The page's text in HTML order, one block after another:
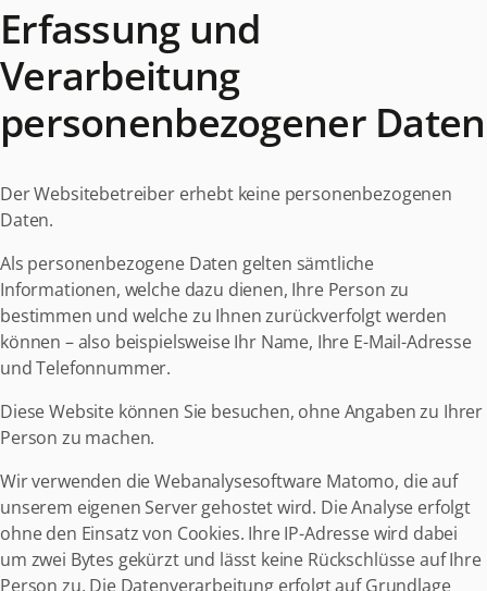
Erfassung und
Verarbeitung
personenbezogener Daten
Der Websitebetreiber erhebt keine personenbezogenen
Daten.
Als personenbezogene Daten gelten sämtliche
Informationen, welche dazu dienen, Ihre Person zu
bestimmen und welche zu Ihnen zurückverfolgt werden
können – also beispielsweise Ihr Name, Ihre E-Mail-Adresse
und Telefonnummer.
Diese Website können Sie besuchen, ohne Angaben zu Ihrer
Person zu machen.
Wir verwenden die Webanalysesoftware Matomo, die auf
unserem eigenen Server gehostet wird. Die Analyse erfolgt
ohne den Einsatz von Cookies. Ihre IP-Adresse wird dabei
um zwei Bytes gekürzt und lässt keine Rückschlüsse auf Ihre
Person zu. Die Datenverarbeitung erfolgt auf Grundlage